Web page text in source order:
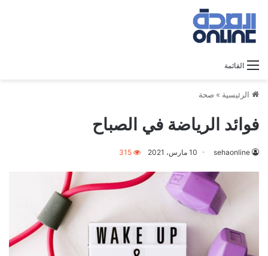
القائمة
الرئيسية » صحة
فوائد الرياضة في الصباح
sehaonline 10 مارس، 2021 315